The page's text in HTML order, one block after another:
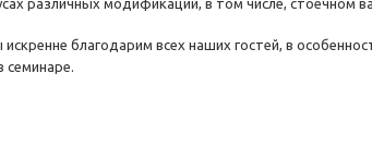
различных модификаций, в том числе, стоечном
благодарим всех наших гостей, в
семинаре.